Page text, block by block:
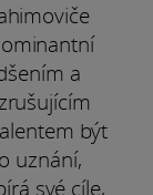
a
být
uznání,
své cíle,